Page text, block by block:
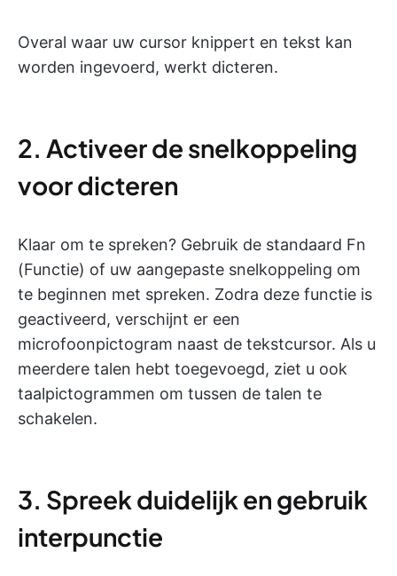
Overal waar uw cursor knippert en tekst kan
worden ingevoerd, werkt dicteren.
2. Activeer de snelkoppeling
voor dicteren
Klaar om te spreken? Gebruik de standaard Fn
(Functie) of uw aangepaste snelkoppeling om
te beginnen met spreken. Zodra deze functie is
geactiveerd, verschijnt er een
microfoonpictogram naast de tekstcursor. Als u
meerdere talen hebt toegevoegd, ziet u ook
taalpictogrammen om tussen de talen te
schakelen.
3. Spreek duidelijk en gebruik
interpunctie